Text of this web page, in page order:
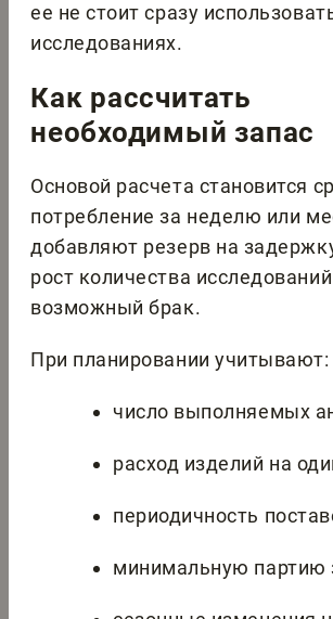
ее не стоит сразу
исследованиях.
Как рассчитать
необходимый запас
Основой расчета становится
потребление за неделю или
добавляют резерв на
рост количества
возможный брак.
При планировании учитывают:
число выполняемых
расход изделий на
периодичность
минимальную партию